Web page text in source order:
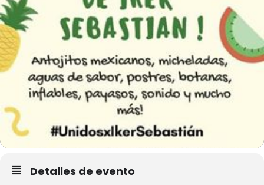
Detalles de evento